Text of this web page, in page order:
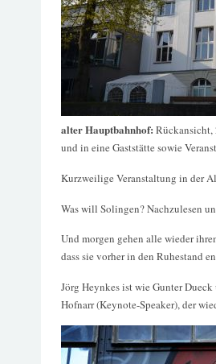
alter Hauptbahnhof: Rückansicht,
und in eine Gaststätte sowie
Kurzweilige Veranstaltung in der
Was will Solingen? Nachzulesen
Und morgen gehen alle wieder
dass sie vorher in den Ruhestand
Jörg Heynkes ist wie Gunter
Hofnarr (Keynote-Speaker), der